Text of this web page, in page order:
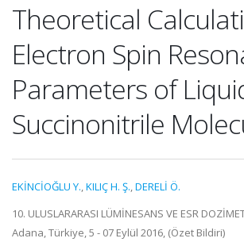
Theoretical
Electron Spin
Parameters of
Succinonitrile
EKİNCİOĞLU Y.,KILIÇ H. Ş.,DERELİ Ö.
10. ULUSLARARASI LÜMİNESANS VE ESR
Adana, Türkiye, 5 - 07 Eylül 2016, (Özet Bildiri)